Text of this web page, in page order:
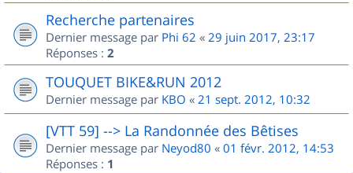
Recherche partenaires
Dernier message par Phi 62 « 29 juin 2017, 23:17
Réponses : 2
TOUQUET BIKE&RUN 2012
Dernier message par KBO « 21 sept. 2012, 10:32
[VTT 59] --> La Randonnée des Bêtises
Dernier message par Neyod80 « 01 févr. 2012, 14:53
Réponses : 1